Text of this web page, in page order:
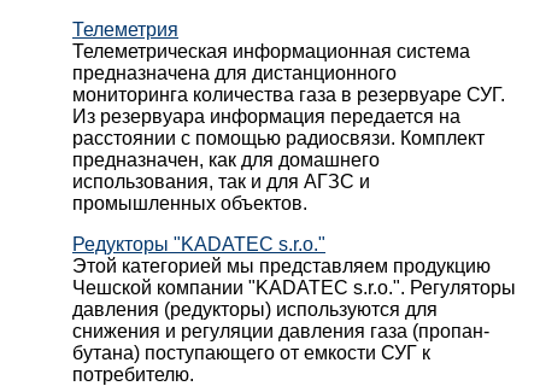
Телеметрия
Телеметрическая информационная система
предназначена для дистанционного
мониторинга количества газа в резервуаре СУГ.
Из резервуара информация передается на
расстоянии с помощью радиосвязи. Комплект
предназначен, как для домашнего
использования, так и для АГЗС и
промышленных объектов.
Редукторы "KADATEC s.r.o."
Этой категорией мы представляем продукцию
Чешской компании "KADATEC s.r.o.". Регуляторы
давления (редукторы) используются для
снижения и регуляции давления газа (пропан-
бутана) поступающего от емкости СУГ к
потребителю.